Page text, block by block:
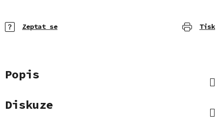
Tisk
Zeptat se
Popis
Diskuze